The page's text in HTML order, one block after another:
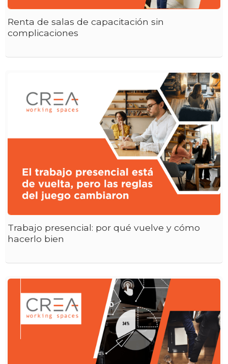
Renta de salas de capacitación sin
complicaciones
Trabajo presencial: por qué vuelve y cómo
hacerlo bien